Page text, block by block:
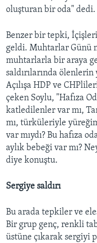
oluşturan bir oda" dedi.
Benzer bir tepki, İçişleri
geldi. Muhtarlar Günü
muhtarlarla bir araya
saldırılarında
Açılışa HDP ve
çeken Soylu, "Hafıza
katledilenler var mı,
mı, türküleriyle
var mıydı? Bu hafıza
aylık bebeği var mı?
diye konuştu.
Sergiye saldırı
Bu arada tepkiler ve
Bir grup genç, renkli
üstüne çıkarak sergiyi